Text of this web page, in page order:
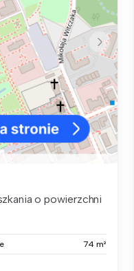
o powierzchni
74 m²